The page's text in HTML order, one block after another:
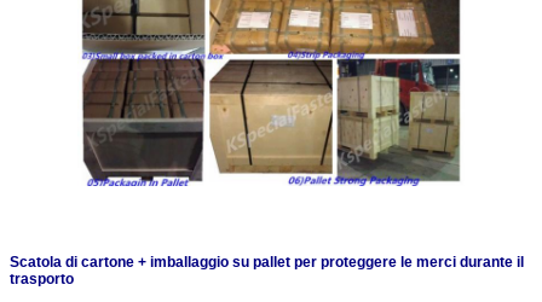
Scatola di cartone + imballaggio su pallet per proteggere le merci durante il
trasporto